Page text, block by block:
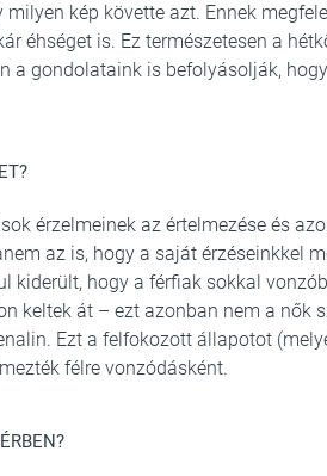
kép követte azt. Ennek
éhséget is. Ez természetesen a
a gondolataink is befolyásolják,
érzelmeinek az értelmezése és
az is, hogy a saját érzéseinkkel
kiderült, hogy a férfiak sokkal
keltek át – ezt azonban nem a nők
Ezt a felfokozott állapotot
félre vonzódásként.